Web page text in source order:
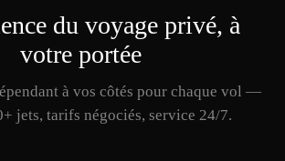
du voyage privé, à
votre portée
à vos côtés pour chaque vol —
jets, tarifs négociés, service 24/7.